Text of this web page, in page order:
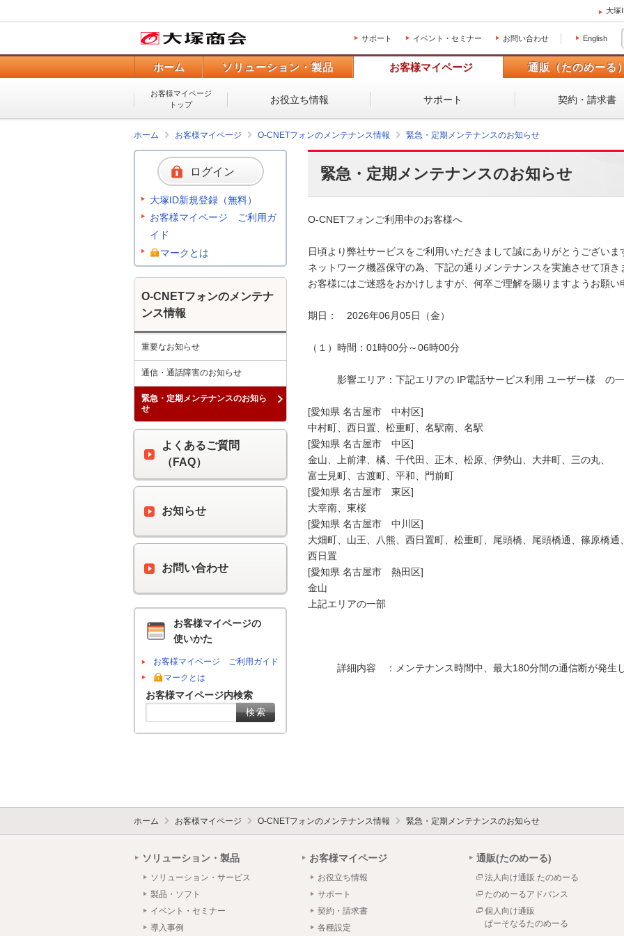
大塚
サポート イベント・セミナー お問い合わせ English
ホーム ソリューション・製品 お客様マイページ 通販（たのめーる）
お客様マイページ
トップ
お役立ち情報 サポート 契約・請求書
ホーム お客様マイページ O-CNETフォンのメンテナンス情報 緊急・定期メンテナンスのお知らせ
緊急・定期メンテナンスのお知らせ
O-CNETフォンご利用中のお客様へ
日頃より弊社サービスをご利用いただきまして誠にありがとうございま
ネットワーク機器保守の為、下記の通りメンテナンスを実施させて頂き
お客様にはご迷惑をおかけしますが、何卒ご理解を賜りますようお願い
期日：　2026年06月05日（金）
（１）時間：01時00分～06時00分
影響エリア：下記エリアの IP電話サービス利用 ユーザー様　の
[愛知県 名古屋市　中村区]
中村町、西日置、松重町、名駅南、名駅
[愛知県 名古屋市　中区]
金山、上前津、橘、千代田、正木、松原、伊勢山、大井町、三の丸、
富士見町、古渡町、平和、門前町
[愛知県 名古屋市　東区]
大幸南、東桜
[愛知県 名古屋市　中川区]
大畑町、山王、八熊、西日置町、松重町、尾頭橋、尾頭橋通、篠原橋通、
西日置
[愛知県 名古屋市　熱田区]
金山
上記エリアの一部
詳細内容　：メンテナンス時間中、最大180分間の通信断が発生し
ログイン
大塚ID新規登録（無料）
お客様マイページ ご利用ガ
イド
マークとは
O-CNETフォンのメンテナ
ンス情報
重要なお知らせ
通信・通話障害のお知らせ
緊急・定期メンテナンスのお知ら
せ
よくあるご質問
（FAQ）
お知らせ
お問い合わせ
お客様マイページの
使いかた
お客様マイページ ご利用ガイド
マークとは
お客様マイページ内検索
ホーム お客様マイページ O-CNETフォンのメンテナンス情報 緊急・定期メンテナンスのお知らせ
ソリューション・製品
ソリューション・サービス
製品・ソフト
イベント・セミナー
導入事例
お客様マイページ
お役立ち情報
サポート
契約・請求書
各種設定
通販(たのめーる)
法人向け通販 たのめーる
たのめーるアドバンス
個人向け通販
ぱーそなるたのめーる